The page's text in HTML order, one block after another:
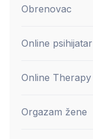
Obrenovac
Online psihijatar
Online Therapy
Orgazam žene